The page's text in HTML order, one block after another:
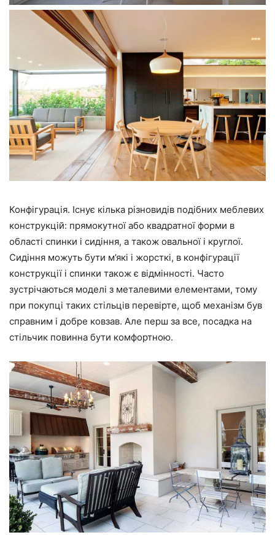
Конфігурація. Існує кілька різновидів подібних меблевих
конструкцій: прямокутної або квадратної форми в
області спинки і сидіння, а також овальної і круглої.
Сидіння можуть бути м’які і жорсткі, в конфігурації
конструкції і спинки також є відмінності. Часто
зустрічаються моделі з металевими елементами, тому
при покупці таких стільців перевірте, щоб механізм був
справним і добре ковзав. Але перш за все, посадка на
стільчик повинна бути комфортною.